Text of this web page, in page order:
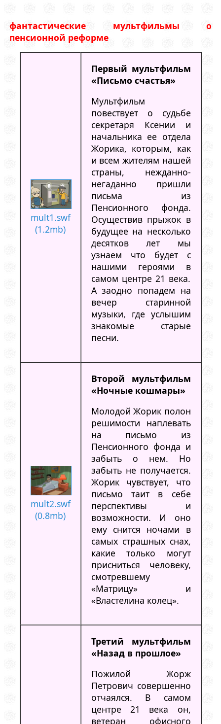
фантастические мультфильмы о
пенсионной реформе
mult1.swf
(1.2mb)
Первый мультфильм
«Письмо счастья»
Мультфильм
повествует о судьбе
секретаря Ксении и
начальника ее отдела
Жорика, которым, как
и всем жителям нашей
страны, нежданно-
негаданно пришли
письма из
Пенсионного фонда.
Осуществив прыжок в
будущее на несколько
десятков лет мы
узнаем что будет с
нашими героями в
самом центре 21 века.
А заодно попадем на
вечер старинной
музыки, где услышим
знакомые старые
песни.
mult2.swf
(0.8mb)
Второй мультфильм
«Ночные кошмары»
Молодой Жорик полон
решимости наплевать
на письмо из
Пенсионного фонда и
забыть о нем. Но
забыть не получается.
Жорик чувствует, что
письмо таит в себе
перспективы и
возможности. И оно
ему снится ночами в
самых страшных снах,
какие только могут
присниться человеку,
смотревшему
«Матрицу» и
«Властелина колец».
Третий мультфильм
«Назад в прошлое»
Пожилой Жорж
Петрович совершенно
отчаялся. В самом
центре 21 века он,
ветеран офисного